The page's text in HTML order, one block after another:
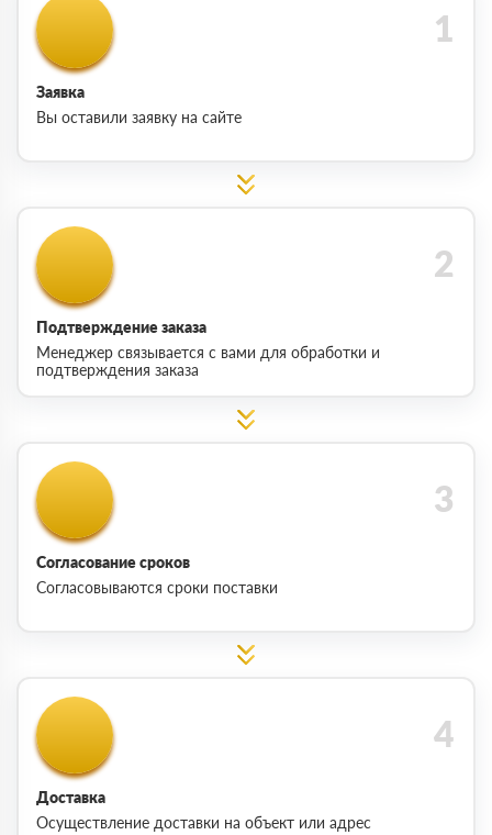
Заявка
Вы оставили заявку на сайте
Подтверждение заказа
Менеджер связывается с вами для обработки и
подтверждения заказа
Согласование сроков
Согласовываются сроки поставки
Доставка
Осуществление доставки на объект или адрес